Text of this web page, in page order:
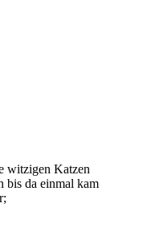
witzigen Katzen
bis da einmal kam